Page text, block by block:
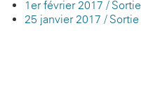
1er février 2017 /
25 janvier 2017 /